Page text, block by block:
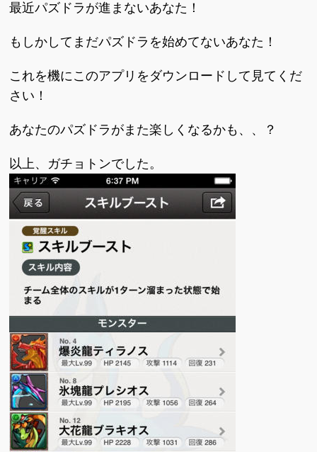
最近パズドラが進まないあなた！
もしかしてまだパズドラを始めてないあなた！
これを機にこのアプリをダウンロードして見てくだ
さい！
あなたのパズドラがまた楽しくなるかも、、？
以上、ガチョトンでした。